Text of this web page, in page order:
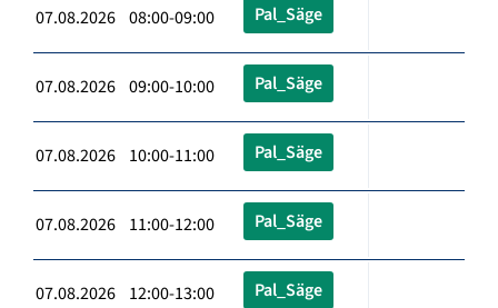
07.08.2026 08:00-09:00 Pal_Säge
07.08.2026 09:00-10:00 Pal_Säge
07.08.2026 10:00-11:00 Pal_Säge
07.08.2026 11:00-12:00 Pal_Säge
07.08.2026 12:00-13:00 Pal_Säge